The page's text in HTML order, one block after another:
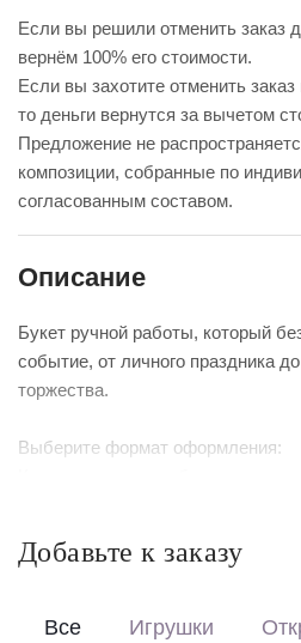
Если вы решили отменить заказ
вернём 100% его стоимости.
Если вы захотите отменить
то деньги вернутся за вычетом
Предложение не
композиции, собранные по
согласованным составом.
Описание
Букет ручной работы, который
событие, от личного праздника
торжества.
Выберите формат оформления:
Перевяжем лентой – идеальный
Добавьте к заказу
Все Игрушки